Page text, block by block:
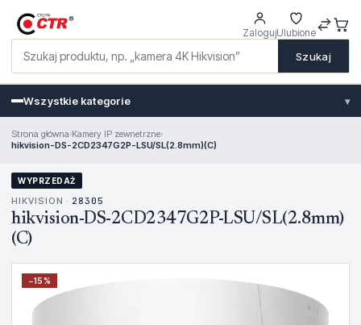
Szukaj
ZalogujUlubione
Wszystkie kategorie ▾
Strona główna›Kamery IP zewnetrzne›
hikvision-DS-2CD2347G2P-LSU/SL(2.8mm)(C)
WYPRZEDAŻ
HIKVISION · 28305
hikvision-DS-2CD2347G2P-LSU/SL(2.8mm)
(C)
−15%